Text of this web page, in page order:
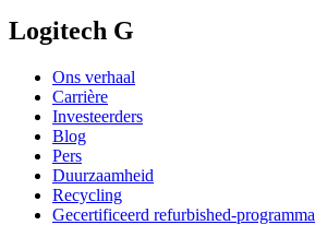
Logitech G
Ons verhaal
Carrière
Investeerders
Blog
Pers
Duurzaamheid
Recycling
Gecertificeerd refurbished-programma